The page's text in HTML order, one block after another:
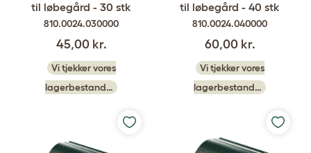
til løbegård - 30 stk
810.0024.030000
45,00 kr.
Vi tjekker vores
lagerbestand…
til løbegård - 40 stk
810.0024.040000
60,00 kr.
Vi tjekker vores
lagerbestand…